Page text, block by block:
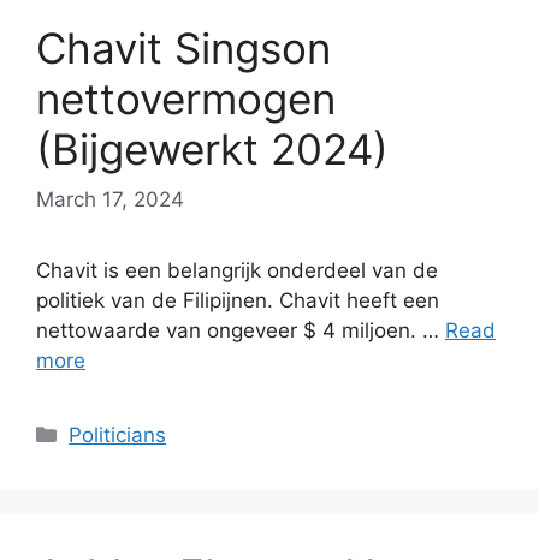
Chavit Singson
nettovermogen
(Bijgewerkt 2024)
March 17, 2024
Chavit is een belangrijk onderdeel van de
politiek van de Filipijnen. Chavit heeft een
nettowaarde van ongeveer $ 4 miljoen. … Read
more
Categories
Politicians